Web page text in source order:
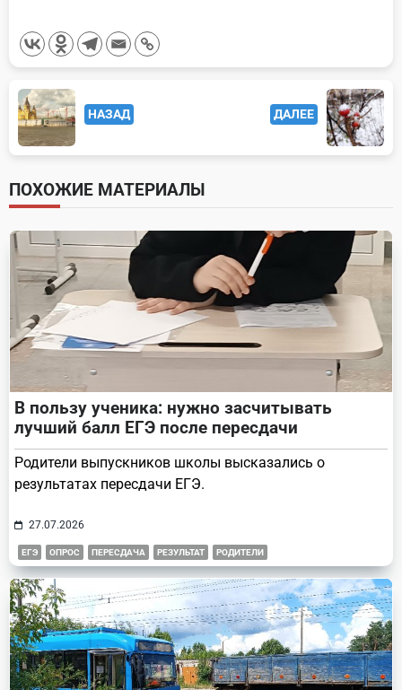
<span
class="nav-
subtitle
screen-
reader-
text">Page</span>
НАЗАД ДАЛЕЕ
ПОХОЖИЕ МАТЕРИАЛЫ
В пользу ученика: нужно засчитывать
лучший балл ЕГЭ после пересдачи
Родители выпускников школы высказались о
результатах пересдачи ЕГЭ.
27.07.2026
ЕГЭ ОПРОС ПЕРЕСДАЧА РЕЗУЛЬТАТ РОДИТЕЛИ